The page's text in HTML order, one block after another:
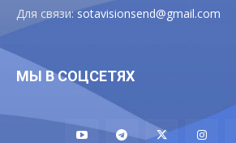
Для связи:sotavisionsend@gmail.com
МЫ В СОЦСЕТЯХ